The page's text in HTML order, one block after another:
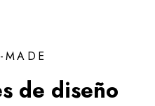
MADE
de diseño